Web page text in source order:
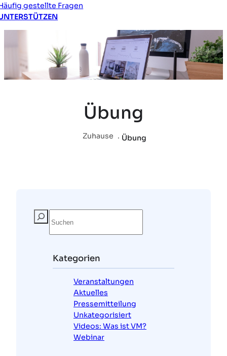
gestellte Fragen
Übung
Zuhause . Übung
Kategorien
Veranstaltungen
Aktuelles
Pressemitteilung
Unkategorisiert
Videos: Was ist VM?
Webinar